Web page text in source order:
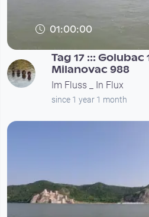
01:00:00
Tag 17 ::: Golubac
Milanovac 988
Im Fluss _ In Flux
since 1 year 1 month